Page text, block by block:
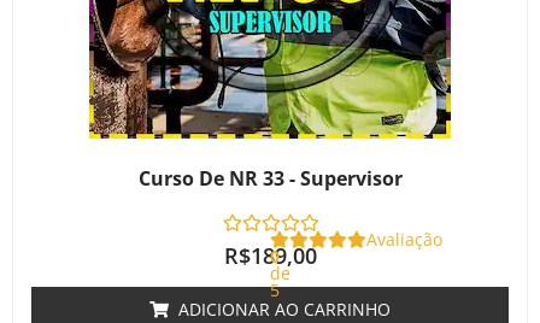
Curso De NR 33 - Supervisor
Avaliação
0
de
5
R$189,00
ADICIONAR AO CARRINHO